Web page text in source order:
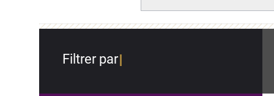
Filtrer par